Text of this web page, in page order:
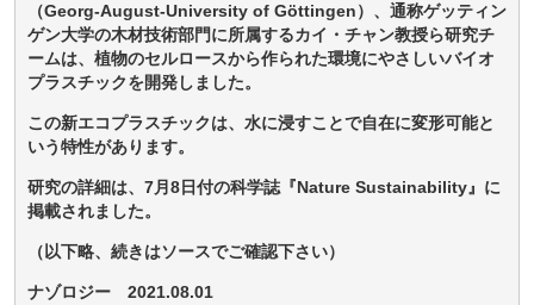
（Georg-August-University of Göttingen）、通称ゲッティン
ゲン大学の木材技術部門に所属するカイ・チャン教授ら研究チ
ームは、植物のセルロースから作られた環境にやさしいバイオ
プラスチックを開発しました。
この新エコプラスチックは、水に浸すことで自在に変形可能と
いう特性があります。
研究の詳細は、7月8日付の科学誌『Nature Sustainability』に
掲載されました。
（以下略、続きはソースでご確認下さい）
ナゾロジー 2021.08.01